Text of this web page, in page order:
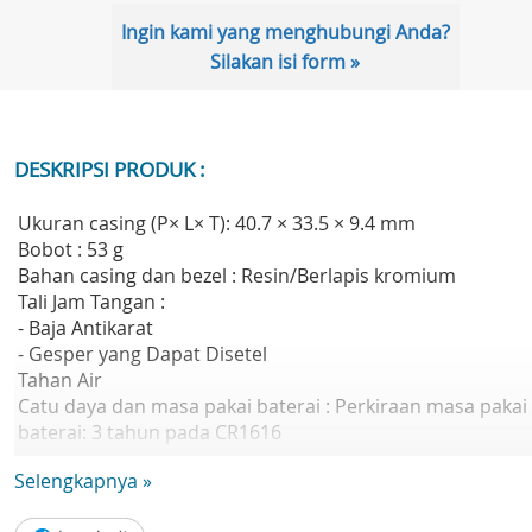
Ingin kami yang menghubungi Anda?
Silakan isi form »
DESKRIPSI PRODUK :
Ukuran casing (P× L× T): 40.7 × 33.5 × 9.4 mm
Bobot : 53 g
Bahan casing dan bezel : Resin/Berlapis kromium
Tali Jam Tangan :
- Baja Antikarat
- Gesper yang Dapat Disetel
Tahan Air
Catu daya dan masa pakai baterai : Perkiraan masa pakai
baterai: 3 tahun pada CR1616
Kaca : Kaca Resin
Selengkapnya »